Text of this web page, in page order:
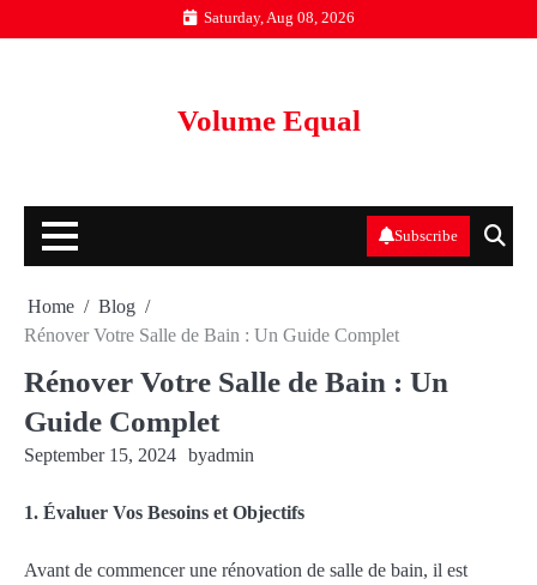
to
Saturday, Aug 08, 2026
Volume Equal
Subscribe
Home
Blog
Rénover Votre Salle de Bain : Un Guide Complet
Rénover Votre Salle de Bain : Un
Guide Complet
September 15, 2024 byadmin
1. Évaluer Vos Besoins et Objectifs
Avant de commencer une rénovation de salle de bain, il est